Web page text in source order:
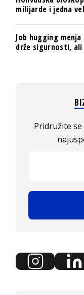
milijarde i jedna
Job hugging
drže sigurnosti,
Pridružite